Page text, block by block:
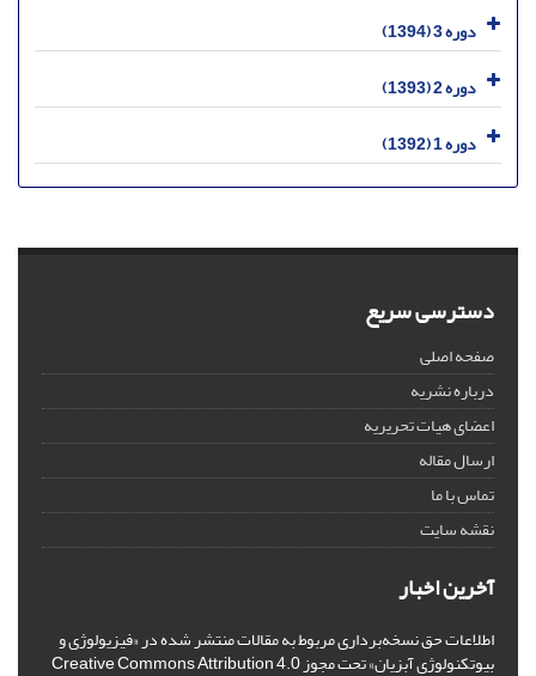
دوره 3 (1394)
دوره 2 (1393)
دوره 1 (1392)
دسترسی سریع
صفحه اصلی
درباره نشریه
اعضای هیات تحریریه
ارسال مقاله
تماس با ما
نقشه سایت
آخرین اخبار
اطلاعات حق نسخه‌برداری مربوط به مقالات منتشر شده در «فیزیولوژی و
بیوتکنولوژی آبزیان» تحت مجوز Creative Commons Attribution 4.0